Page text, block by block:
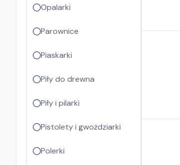
Opalarki
Parownice
Piaskarki
Piły do drewna
Piły i pilarki
Pistolety i gwożdziarki
Polerki